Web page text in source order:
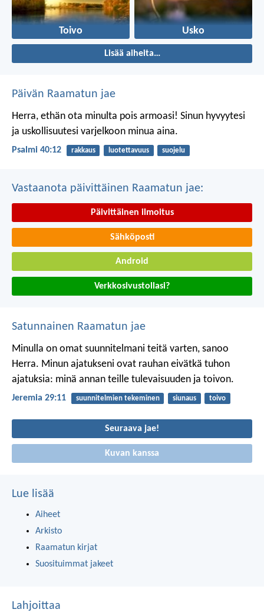
Toivo Usko
Lisää aiheita…
Päivän Raamatun jae
Herra, ethän ota minulta pois armoasi! Sinun hyvyytesi
ja uskollisuutesi varjelkoon minua aina.
Psalmi 40:12 rakkaus luotettavuus suojelu
Vastaanota päivittäinen Raamatun jae:
Päivittäinen ilmoitus
Sähköposti
Android
Verkkosivustollasi?
Satunnainen Raamatun jae
Minulla on omat suunnitelmani teitä varten, sanoo
Herra. Minun ajatukseni ovat rauhan eivätkä tuhon
ajatuksia: minä annan teille tulevaisuuden ja toivon.
Jeremia 29:11 suunnitelmien tekeminen siunaus toivo
Seuraava jae!
Kuvan kanssa
Lue lisää
Aiheet
Arkisto
Raamatun kirjat
Suosituimmat jakeet
Lahjoittaa